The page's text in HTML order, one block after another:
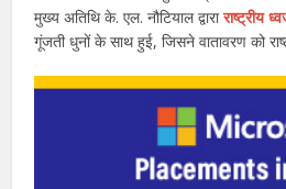
मुख्य अतिथि के. एल. नौटियाल द्वाराराष्ट्रीय
गूंजती धुनों के साथ हुई, जिसने वातावरण को